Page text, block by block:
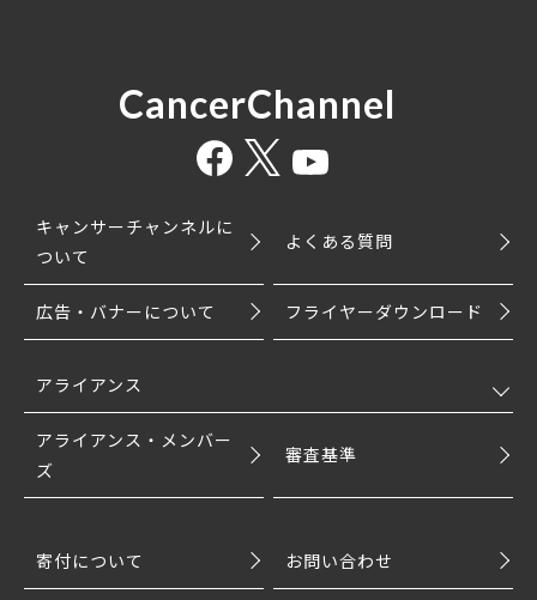
CancerChannel
キャンサーチャンネルに
ついて
よくある質問
広告・バナーについて フライヤーダウンロード
アライアンス
アライアンス・メンバー
ズ
審査基準
寄付について お問い合わせ